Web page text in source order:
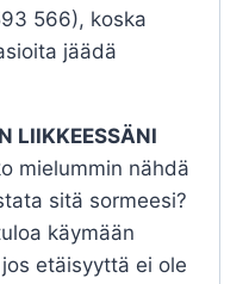
566), koska
jäädä
LIIKKEESSÄNI
mielummin nähdä
sitä sormeesi?
käymään
etäisyyttä ei ole